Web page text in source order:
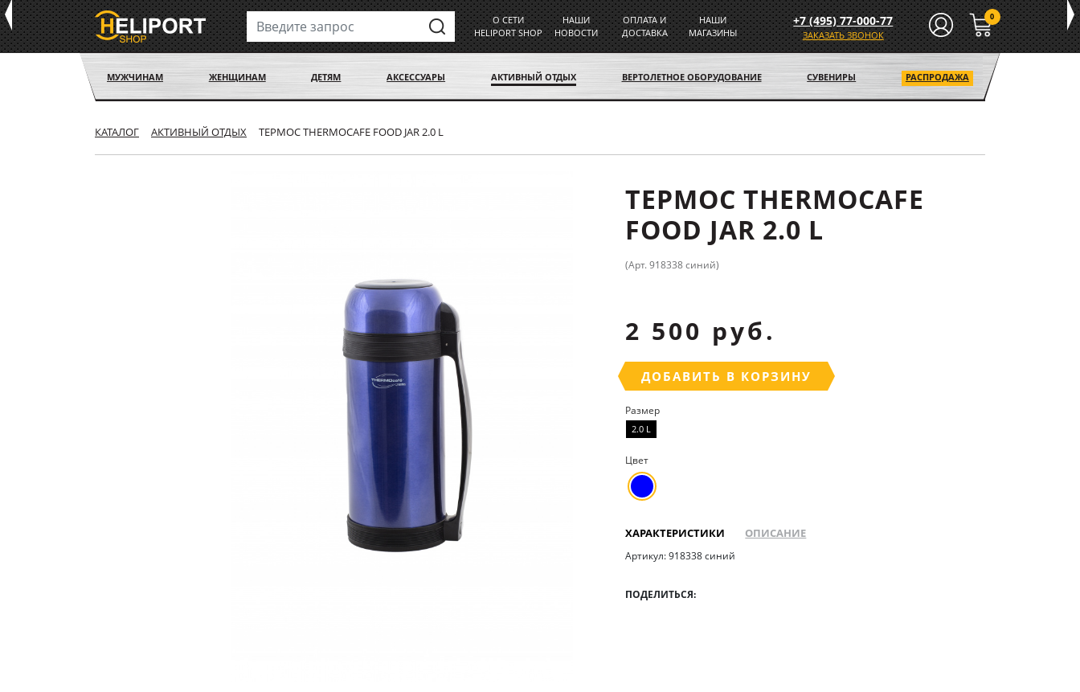
О СЕТИ
HELIPORT SHOP
НАШИ
НОВОСТИ
ОПЛАТА И
ДОСТАВКА
НАШИ
МАГАЗИНЫ
+7 (495) 77-000-77
ЗАКАЗАТЬ ЗВОНОК
0
МУЖЧИНАМ ЖЕНЩИНАМ ДЕТЯМ АКСЕССУАРЫ АКТИВНЫЙ ОТДЫХ ВЕРТОЛЕТНОЕ ОБОРУДОВАНИЕ СУВЕНИРЫ РАСПРОДАЖА
КАТАЛОГ АКТИВНЫЙ ОТДЫХ ТЕРМОС THERMOCAFE FOOD JAR 2.0 L
ТЕРМОС THERMOCAFE
FOOD JAR 2.0 L
(Арт. 918338 синий)
2 500 руб.
ДОБАВИТЬ В КОРЗИНУ
Размер
2.0 L
Цвет
ХАРАКТЕРИСТИКИ ОПИСАНИЕ
Артикул: 918338 синий
ПОДЕЛИТЬСЯ: